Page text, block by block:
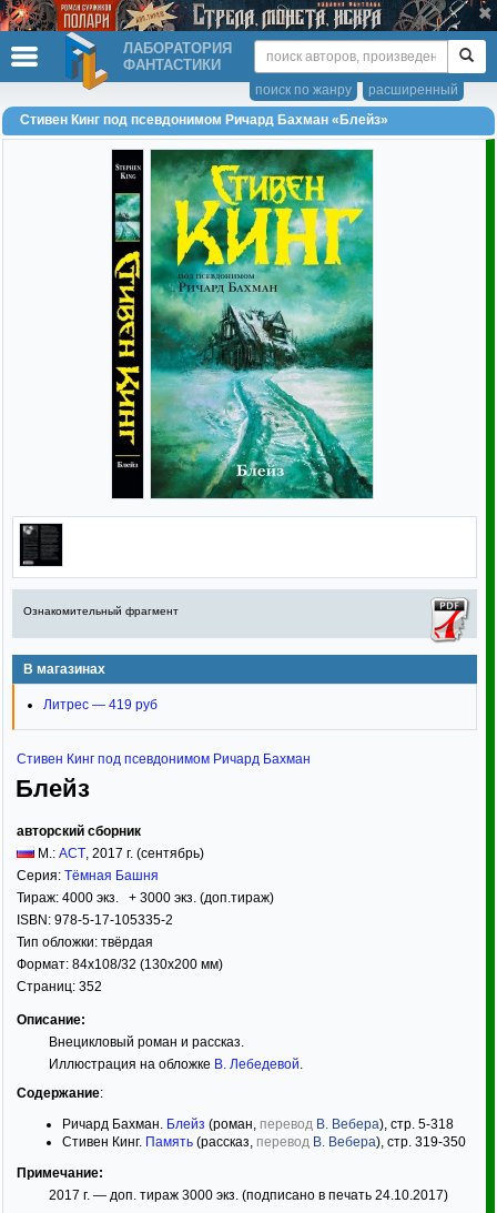
ЛАБОРАТОРИЯ
ФАНТАСТИКИ
расширенный
поиск по жанру
Стивен Кинг под псевдонимом Ричард Бахман «Блейз»
Ознакомительный фрагмент
В магазинах
Литрес — 419 руб
Стивен Кинг под псевдонимом Ричард Бахман
Блейз
авторский сборник
М.: АСТ 2017 г. (сентябрь)
Серия: Тёмная Башня
Тираж: 4000 экз. + 3000 экз. (доп.тираж)
ISBN: 978-5-17-105335-2
Тип обложки: твёрдая
Формат: 84x108/32 (130x200 мм)
Страниц: 352
Описание:
Внецикловый роман и рассказ.
Иллюстрация на обложке В. Лебедевой
Содержание:
Ричард Бахман. Блейз (роман, перевод В. Вебера), стр. 5-318
Стивен Кинг. Память (рассказ, перевод В. Вебера), стр. 319-350
Примечание:
2017 г. — доп. тираж 3000 экз. (подписано в печать 24.10.2017)